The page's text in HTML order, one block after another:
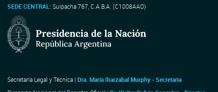
SEDE CENTRAL:Suipacha 767, C.A.B.A. (C1008AAO)
Secretaría Legal y Técnica | Dra. María Ibarzabal Murphy - Secretaria